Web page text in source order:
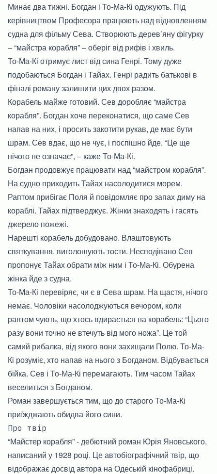
Минає два тижні. Богдан і То-Ма-Кі одужують. Під
керівництвом Професора працюють над відновленням
судна для фільму Сева. Створюють дерев’яну фігурку
– “майстра корабля” – оберіг від рифів і хвиль.
То-Ма-Кі отримує лист від сина Генрі. Тому дуже
подобаються Богдан і Тайах. Генрі радить батькові в
фіналі роману залишити цих двох разом.
Корабель майже готовий. Сев доробляє “майстра
корабля”. Богдан хоче переконатися, що саме Сев
напав на них, і просить закотити рукав, де має бути
шрам. Сев вдає, що не чує, і поспішно йде. “Це ще
нічого не означає”, – каже То-Ма-Кі.
Богдан продовжує працювати над “майстром корабля”.
На судно приходить Тайах насолодитися морем.
Раптом прибігає Поля й повідомляє про запах диму на
кораблі. Тайах підтверджує. Жінки знаходять і гасять
джерело пожежі.
Нарешті корабель добудовано. Влаштовують
святкування, виголошують тости. Несподівано Сев
пропонує Тайах обрати між ним і То-Ма-Кі. Обурена
жінка йде з судна.
То-Ма-Кі перевіряє, чи є в Сева шрам. На щастя, нічого
немає. Чоловіки насолоджуються вечором, коли
раптом чують, що хтось вдирається на корабель: “Цього
разу вони точно не втечуть від мого ножа”. Це той
самий рибалка, від якого вони захищали Полю. То-Ма-
Кі розуміє, хто напав на нього з Богданом. Відбувається
бійка. Сев і То-Ма-Кі перемагають. Тим часом Тайах
веселиться з Богданом.
Роман завершується тим, що до старого То-Ма-Кі
приїжджають обидва його сини.
Про твір
“Майстер корабля” - дебютний роман Юрія Яновського,
написаний у 1928 році. Це автобіографічний твір, що
відображає досвід автора на Одеській кінофабриці.